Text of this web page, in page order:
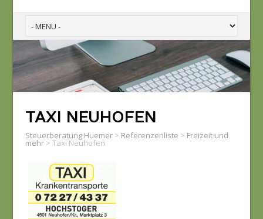
TAXI NEUHOFEN
Steuerberatung Huemer> Referenzenliste > Freizeit und
mehr> Taxi Neuhofen